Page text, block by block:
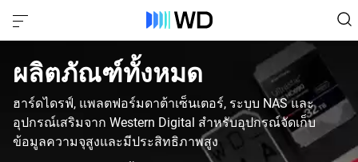
ผลิตภัณฑ์ทั้งหมด‎
ฮาร์ดไดรฟ์, แพลตฟอร์มดาต้าเซ็นเตอร์, ระบบ NAS และ
อุปกรณ์เสริมจาก Western Digital สำหรับอุปกรณ์จัดเก็บ
ข้อมูลความจุสูงและมีประสิทธิภาพสูง